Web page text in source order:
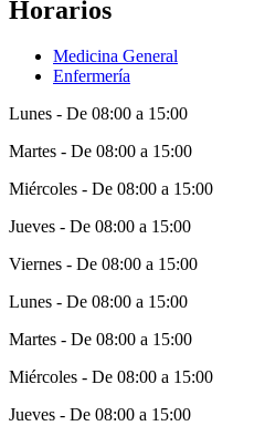
Horarios
Medicina General
Enfermería
Lunes - De 08:00 a 15:00
Martes - De 08:00 a 15:00
Miércoles - De 08:00 a 15:00
Jueves - De 08:00 a 15:00
Viernes - De 08:00 a 15:00
Lunes - De 08:00 a 15:00
Martes - De 08:00 a 15:00
Miércoles - De 08:00 a 15:00
Jueves - De 08:00 a 15:00